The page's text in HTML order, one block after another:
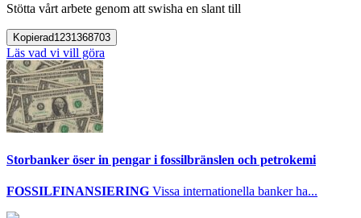
Stötta vårt arbete genom att swisha en slant till
Kopierad1231368703
Läs vad vi vill göra
Storbanker öser in pengar i fossilbränslen och petrokemi
FOSSILFINANSIERING Vissa internationella banker ha...